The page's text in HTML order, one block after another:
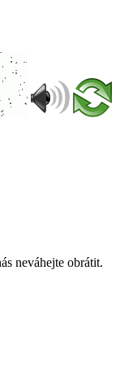
neváhejte obrátit.